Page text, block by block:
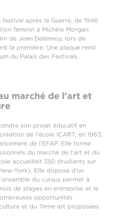
après la Guerre, de 1946
féminin à Michèle Morgan
de Jean Delannoy, lors de
la première. Une plaque rend
du Palais des Festivals.
marché de l'art et
son projet éducatif en
de l'école ICART, en 1963,
de l'EFAP. Elle forme
du marché de l'art et du
accueillait 350 étudiants sur
York). Elle dispose d'un
du cursus permet à
de stages en entreprise et le
opportunités
et du 7ème art proposées